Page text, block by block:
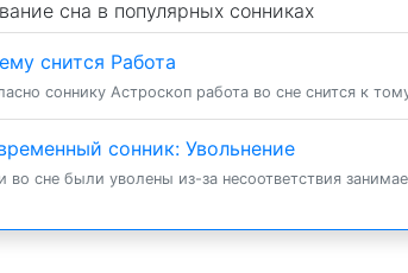
сна в популярных сонниках
снится Работа
соннику Астроскоп работа во сне снится к
сонник: Увольнение
во сне были уволены из-за несоответствия